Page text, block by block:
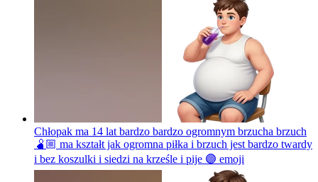
Chłopak ma 14 lat bardzo bardzo ogromnym brzucha brzuch
🫄🏼 ma kształt jak ogromna piłka i brzuch jest bardzo twardy
i bez koszulki i siedzi na krześle i pije 🟣 emoji